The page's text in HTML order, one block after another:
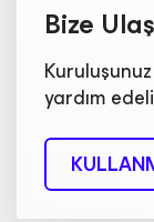
Bize
yardım